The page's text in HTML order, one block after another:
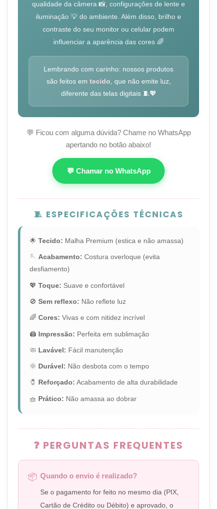
qualidade da câmera 📸, configurações de lente e
iluminação 💡 do ambiente. Além disso, brilho e
contraste do seu monitor ou celular podem
influenciar a aparência das cores 🌈
Lembrando com carinho: nossos produtos
são feitos em tecido , que não emite luz,
diferente das telas digitais 🧵💖
💬 Ficou com alguma dúvida? Chame no WhatsApp
apertando no botão abaixo!
💬 Chamar no WhatsApp
🧵 ESPECIFICAÇÕES TÉCNICAS
🌟 Tecido: Malha Premium (estica e não amassa)
🪡 Acabamento: Costura overloque (evita
desfiamento)
💖 Toque: Suave e confortável
🚫 Sem reflexo: Não reflete luz
🌈 Cores: Vivas e com nitidez incrível
🖨️ Impressão: Perfeita em sublimação
🧼 Lavável: Fácil manutenção
🌞 Durável: Não desbota com o tempo
🧷 Reforçado: Acabamento de alta durabilidade
🧺 Prático: Não amassa ao dobrar
❓ PERGUNTAS FREQUENTES
📦 Quando o envio é realizado?
Se o pagamento for feito no mesmo dia (PIX,
Cartão de Crédito ou Débito) e aprovado, o